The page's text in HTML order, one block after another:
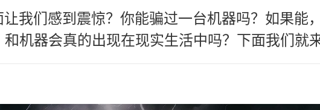
我们感到震惊？你能骗过一台机器吗？如果能
和机器会真的出现在现实生活中吗？下面我们就